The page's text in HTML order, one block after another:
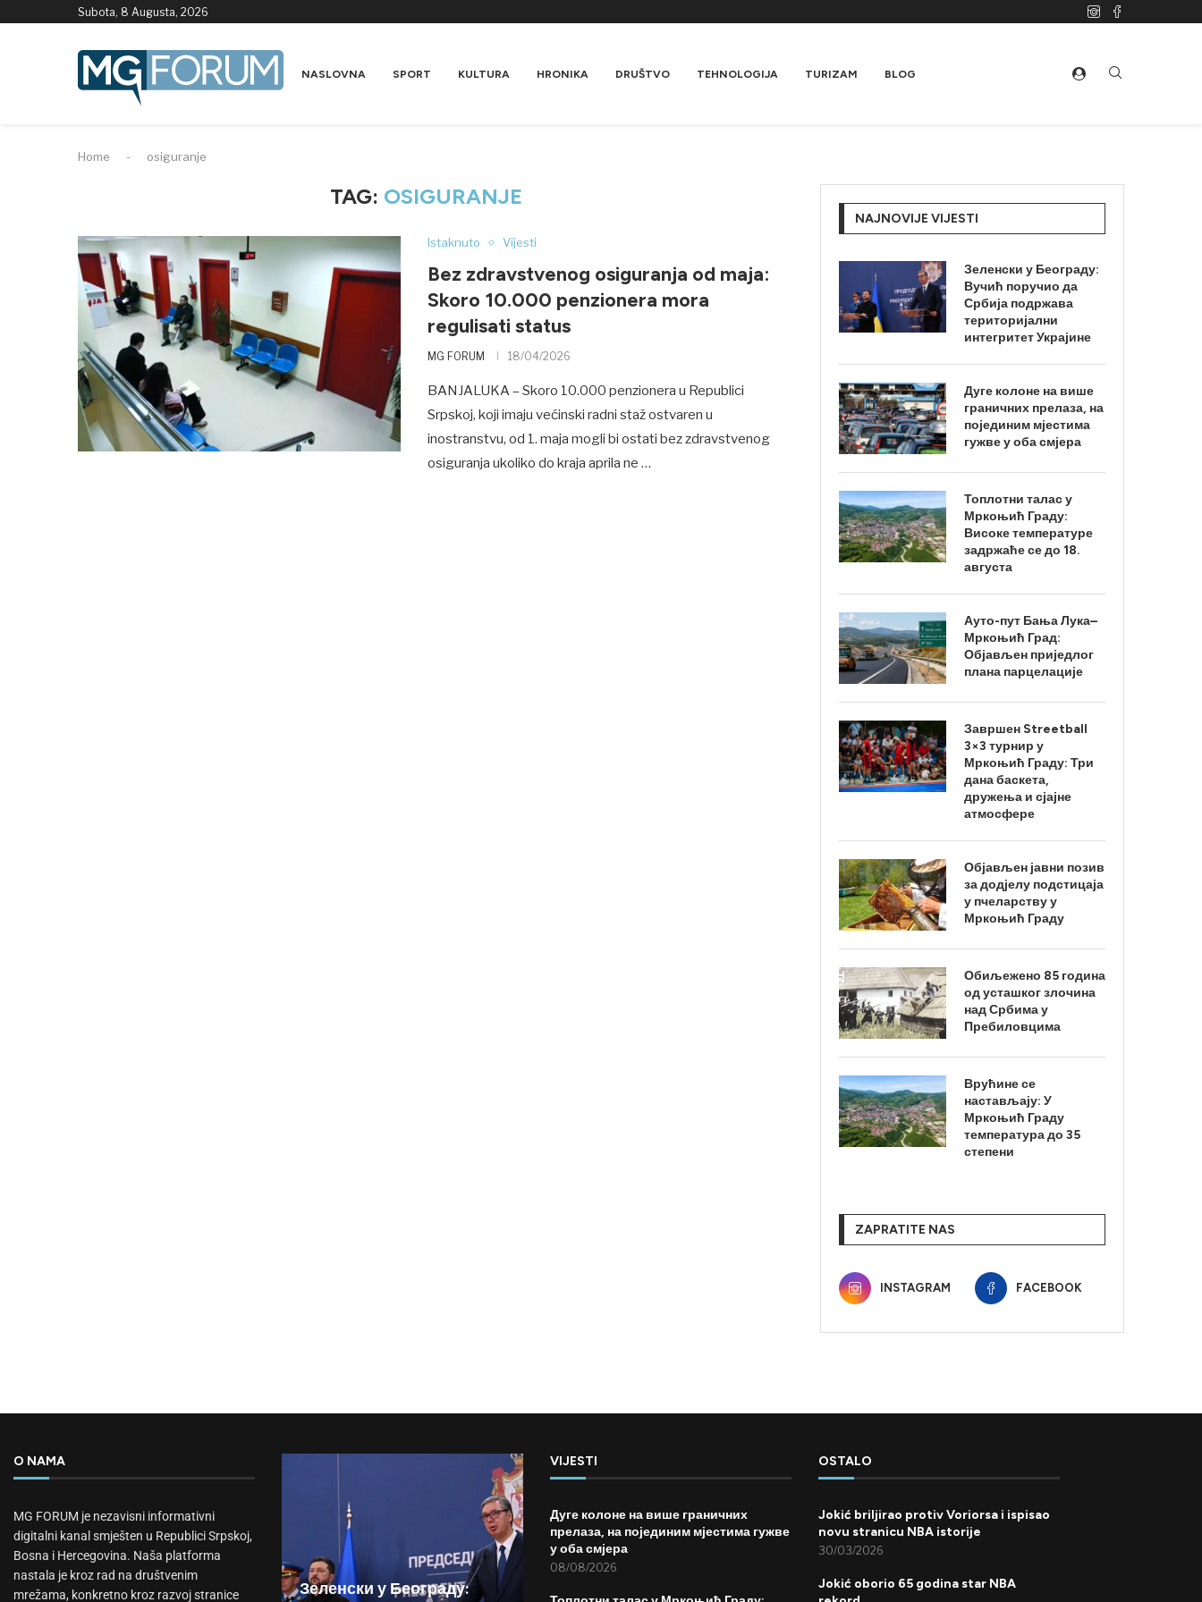
Subota, 8 Augusta, 2026
NASLOVNA SPORT KULTURA HRONIKA DRUŠTVO TEHNOLOGIJA TURIZAM BLOG
Home - osiguranje
TAG: OSIGURANJE
Istaknuto Vijesti
Bez zdravstvenog osiguranja od maja:
Skoro 10.000 penzionera mora
regulisati status
MG FORUM 18/04/2026
BANJALUKA – Skoro 10.000 penzionera u Republici
Srpskoj, koji imaju većinski radni staž ostvaren u
inostranstvu, od 1. maja mogli bi ostati bez zdravstvenog
osiguranja ukoliko do kraja aprila ne …
NAJNOVIJE VIJESTI
Зеленски у Београду:
Вучић поручио да
Србија подржава
територијални
интегритет Украјине
Дуге колоне на више
граничних прелаза, на
појединим мјестима
гужве у оба смјера
Топлотни талас у
Мркоњић Граду:
Високе температуре
задржаће се до 18.
августа
Ауто-пут Бања Лука–
Мркоњић Град:
Објављен приједлог
плана парцелације
Завршен Streetball
3×3 турнир у
Мркоњић Граду: Три
дана баскета,
дружења и сјајне
атмосфере
Објављен јавни позив
за додјелу подстицаја
у пчеларству у
Мркоњић Граду
Обиљежено 85 година
од усташког злочина
над Србима у
Пребиловцима
Врућине се
настављају: У
Мркоњић Граду
температура до 35
степени
ZAPRATITE NAS
INSTAGRAM FACEBOOK
O NAMA
MG FORUM je nezavisni informativni
digitalni kanal smješten u Republici Srpskoj,
Bosna i Hercegovina. Naša platforma
nastala je kroz rad na društvenim
mrežama, konkretno kroz razvoj stranice
Зеленски у Београду:
VIJESTI
Дуге колоне на више граничних
прелаза, на појединим мјестима гужве
у оба смјера
08/08/2026
OSTALO
Jokić briljirao protiv Voriorsa i ispisao
novu stranicu NBA istorije
30/03/2026
Jokić oborio 65 godina star NBA